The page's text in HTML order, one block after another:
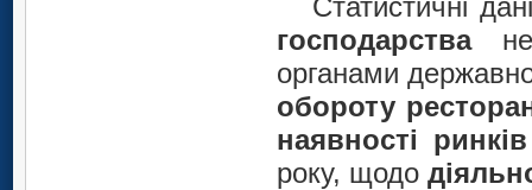
Статистичні
господарстване
органами
обороту
наявності ринків
року, щодо